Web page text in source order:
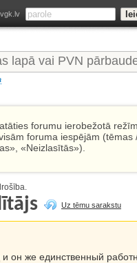
forumu ierobežotā
foruma iespējām
«Neizlasītās»).
Uz tēmu sarakstu
он же единственный